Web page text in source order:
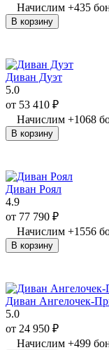
Начислим +435
В корзину
Диван Дуэт
5.0
от 53 410 ₽
Начислим +1068
В корзину
Диван Роял
4.9
от 77 790 ₽
Начислим +1556
В корзину
Диван Ангелочек-
5.0
от 24 950 ₽
Начислим +499